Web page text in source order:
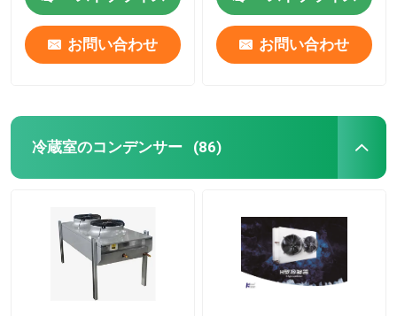
R404A/R507/R22
refrigerants,
supporting 220V/380V
お問い合わせ
warehouses,
compatible with
refrigerants such as
お問い合わせ
冷蔵室のコンデンサー (86)